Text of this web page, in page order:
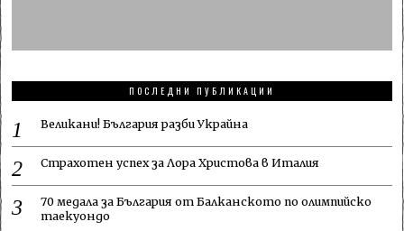
ПОСЛЕДНИ ПУБЛИКАЦИИ
Великани! България разби Украйна
Страхотен успех за Лора Христова в Италия
70 медала за България от Балканското по олимпийско
таекуондо